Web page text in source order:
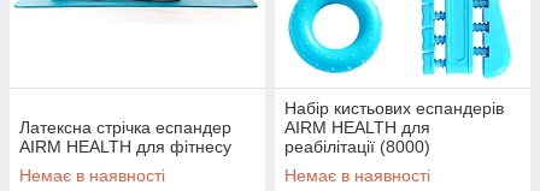
Латексна стрічка еспандер
AIRM HEALTH для фітнесу
Немає в наявності
Набір кистьових еспандерів
AIRM HEALTH для
реабілітації (8000)
Немає в наявності